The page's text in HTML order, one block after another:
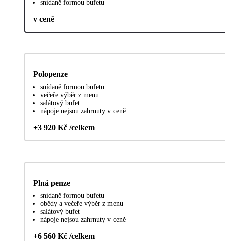
snídaně formou bufetu
v ceně
Polopenze
snídaně formou bufetu
večeře výběr z menu
salátový bufet
nápoje nejsou zahrnuty v ceně
+3 920 Kč /celkem
Plná penze
snídaně formou bufetu
obědy a večeře výběr z menu
salátový bufet
nápoje nejsou zahrnuty v ceně
+6 560 Kč /celkem